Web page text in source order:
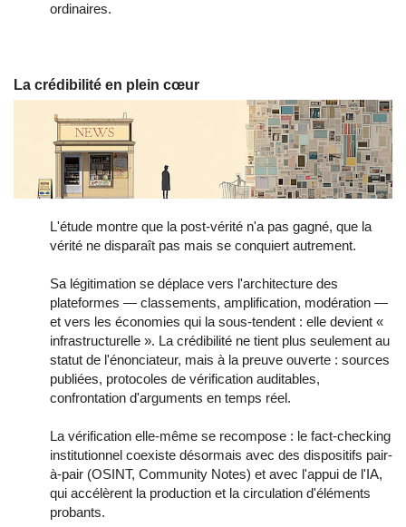
ordinaires.
La crédibilité en plein cœur
L'étude montre que la post-vérité n'a pas gagné, que la
vérité ne disparaît pas mais se conquiert autrement.
Sa légitimation se déplace vers l'architecture des
plateformes — classements, amplification, modération —
et vers les économies qui la sous-tendent : elle devient «
infrastructurelle ». La crédibilité ne tient plus seulement au
statut de l'énonciateur, mais à la preuve ouverte : sources
publiées, protocoles de vérification auditables,
confrontation d'arguments en temps réel.
La vérification elle-même se recompose : le fact-checking
institutionnel coexiste désormais avec des dispositifs pair-
à-pair (OSINT, Community Notes) et avec l'appui de l'IA,
qui accélèrent la production et la circulation d'éléments
probants.